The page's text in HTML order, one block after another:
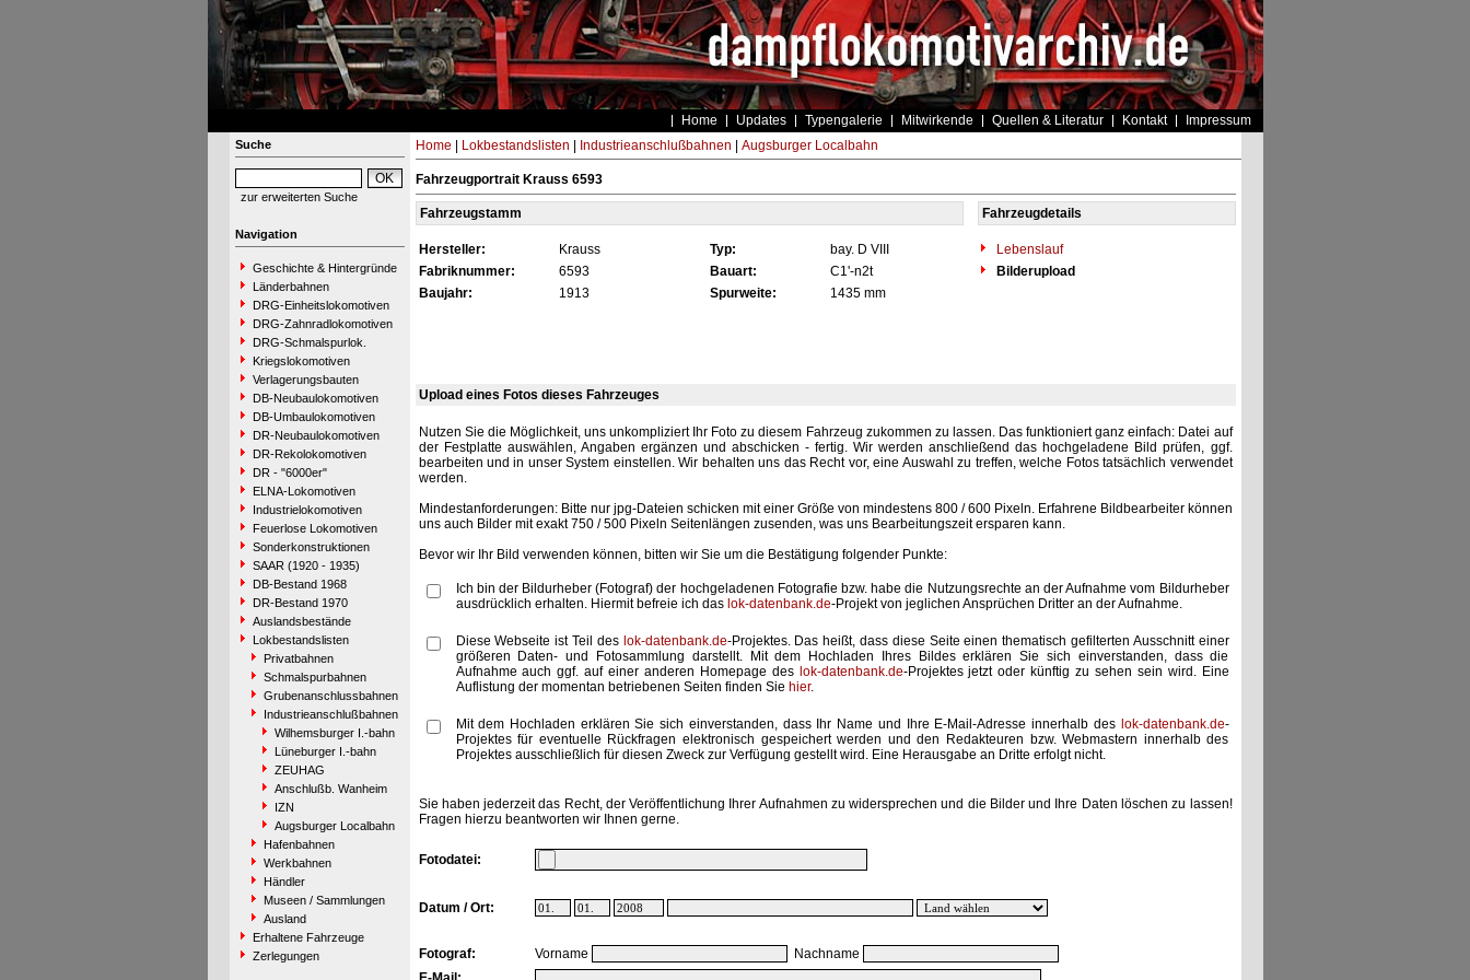
Home Updates Typengalerie Mitwirkende Quellen & Literatur Kontakt Impressum
Suche
zur erweiterten Suche
Navigation
Geschichte & Hintergründe
Länderbahnen
DRG-Einheitslokomotiven
DRG-Zahnradlokomotiven
DRG-Schmalspurlok.
Kriegslokomotiven
Verlagerungsbauten
DB-Neubaulokomotiven
DB-Umbaulokomotiven
DR-Neubaulokomotiven
DR-Rekolokomotiven
DR - "6000er"
ELNA-Lokomotiven
Industrielokomotiven
Feuerlose Lokomotiven
Sonderkonstruktionen
SAAR (1920 - 1935)
DB-Bestand 1968
DR-Bestand 1970
Auslandsbestände
Lokbestandslisten
Privatbahnen
Schmalspurbahnen
Grubenanschlussbahnen
Industrieanschlußbahnen
Wilhemsburger I.-bahn
Lüneburger I.-bahn
ZEUHAG
Anschlußb. Wanheim
IZN
Augsburger Localbahn
Hafenbahnen
Werkbahnen
Händler
Museen / Sammlungen
Ausland
Erhaltene Fahrzeuge
Zerlegungen
Home Lokbestandslisten Industrieanschlußbahnen Augsburger Localbahn
Fahrzeugportrait Krauss 6593
Fahrzeugstamm Fahrzeugdetails
Hersteller: Krauss Typ: bay. D VIII
Lebenslauf
Fabriknummer:
6593 Bauart: C1'-n2t
Bilderupload
Baujahr:
1913 Spurweite: 1435 mm
Upload eines Fotos dieses Fahrzeuges
Nutzen Sie die Möglichkeit, uns unkompliziert Ihr Foto zu diesem Fahrzeug zukommen zu lassen. Das funktioniert ganz einfach: Datei auf
der Festplatte auswählen, Angaben ergänzen und abschicken - fertig. Wir werden anschließend das hochgeladene Bild prüfen, ggf.
bearbeiten und in unser System einstellen. Wir behalten uns das Recht vor, eine Auswahl zu treffen, welche Fotos tatsächlich verwendet
werden.
Mindestanforderungen: Bitte nur jpg-Dateien schicken mit einer Größe von mindestens 800 / 600 Pixeln. Erfahrene Bildbearbeiter können
uns auch Bilder mit exakt 750 / 500 Pixeln Seitenlängen zusenden, was uns Bearbeitungszeit ersparen kann.
Bevor wir Ihr Bild verwenden können, bitten wir Sie um die Bestätigung folgender Punkte:
Ich bin der Bildurheber (Fotograf) der hochgeladenen Fotografie bzw. habe die Nutzungsrechte an der Aufnahme vom Bildurheber
ausdrücklich erhalten. Hiermit befreie ich das lok-datenbank.de-Projekt von jeglichen Ansprüchen Dritter an der Aufnahme.
Diese Webseite ist Teil des lok-datenbank.de-Projektes. Das heißt, dass diese Seite einen thematisch gefilterten Ausschnitt einer
größeren Daten- und Fotosammlung darstellt. Mit dem Hochladen Ihres Bildes erklären Sie sich einverstanden, dass die
Aufnahme auch ggf. auf einer anderen Homepage des lok-datenbank.de-Projektes jetzt oder künftig zu sehen sein wird. Eine
Auflistung der momentan betriebenen Seiten finden Sie hier.
Mit dem Hochladen erklären Sie sich einverstanden, dass Ihr Name und Ihre E-Mail-Adresse innerhalb des lok-datenbank.de-
Projektes für eventuelle Rückfragen elektronisch gespeichert werden und den Redakteuren bzw. Webmastern innerhalb des
Projektes ausschließlich für diesen Zweck zur Verfügung gestellt wird. Eine Herausgabe an Dritte erfolgt nicht.
Sie haben jederzeit das Recht, der Veröffentlichung Ihrer Aufnahmen zu widersprechen und die Bilder und Ihre Daten löschen zu lassen!
Fragen hierzu beantworten wir Ihnen gerne.
Fotodatei:
Datum / Ort:
Fotograf: Vorname
Nachname